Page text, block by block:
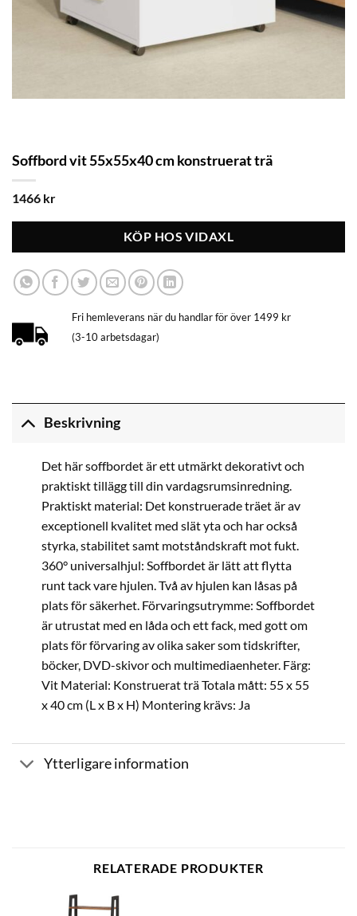
Soffbord vit 55x55x40 cm konstruerat trä
1466 kr
KÖP HOS VIDAXL
Fri hemleverans när du handlar för över 1499 kr
(3-10 arbetsdagar)
Beskrivning
Det här soffbordet är ett utmärkt dekorativt och
praktiskt tillägg till din vardagsrumsinredning.
Praktiskt material: Det konstruerade träet är av
exceptionell kvalitet med slät yta och har också
styrka, stabilitet samt motståndskraft mot fukt.
360° universalhjul: Soffbordet är lätt att flytta
runt tack vare hjulen. Två av hjulen kan låsas på
plats för säkerhet. Förvaringsutrymme: Soffbordet
är utrustat med en låda och ett fack, med gott om
plats för förvaring av olika saker som tidskrifter,
böcker, DVD-skivor och multimediaenheter. Färg:
Vit Material: Konstruerat trä Totala mått: 55 x 55
x 40 cm (L x B x H) Montering krävs: Ja
Ytterligare information
RELATERADE PRODUKTER